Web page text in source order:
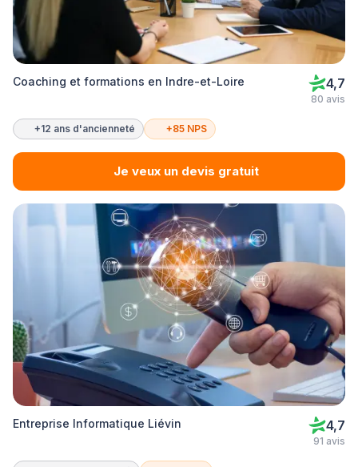
Coaching et formations en Indre-et-Loire 4,7
80 avis
+12 ans d'ancienneté +85 NPS
Je veux un devis gratuit
Entreprise Informatique Liévin 4,7
91 avis